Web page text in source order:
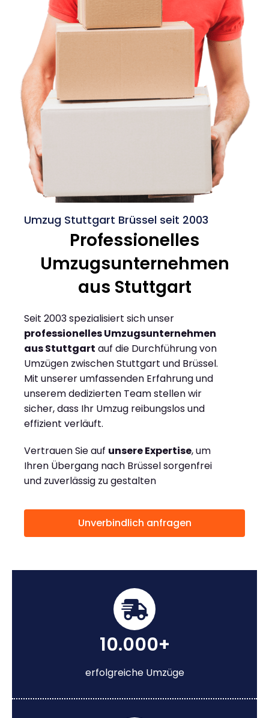
Umzug Stuttgart Brüssel seit 2003
Professionelles
Umzugsunternehmen
aus Stuttgart
Seit 2003 spezialisiert sich unser
professionelles Umzugsunternehmen
aus Stuttgart auf die Durchführung von
Umzügen zwischen Stuttgart und Brüssel.
Mit unserer umfassenden Erfahrung und
unserem dedizierten Team stellen wir
sicher, dass Ihr Umzug reibungslos und
effizient verläuft.
Vertrauen Sie auf unsere Expertise, um
Ihren Übergang nach Brüssel sorgenfrei
und zuverlässig zu gestalten
Unverbindlich anfragen
10.000+
erfolgreiche Umzüge